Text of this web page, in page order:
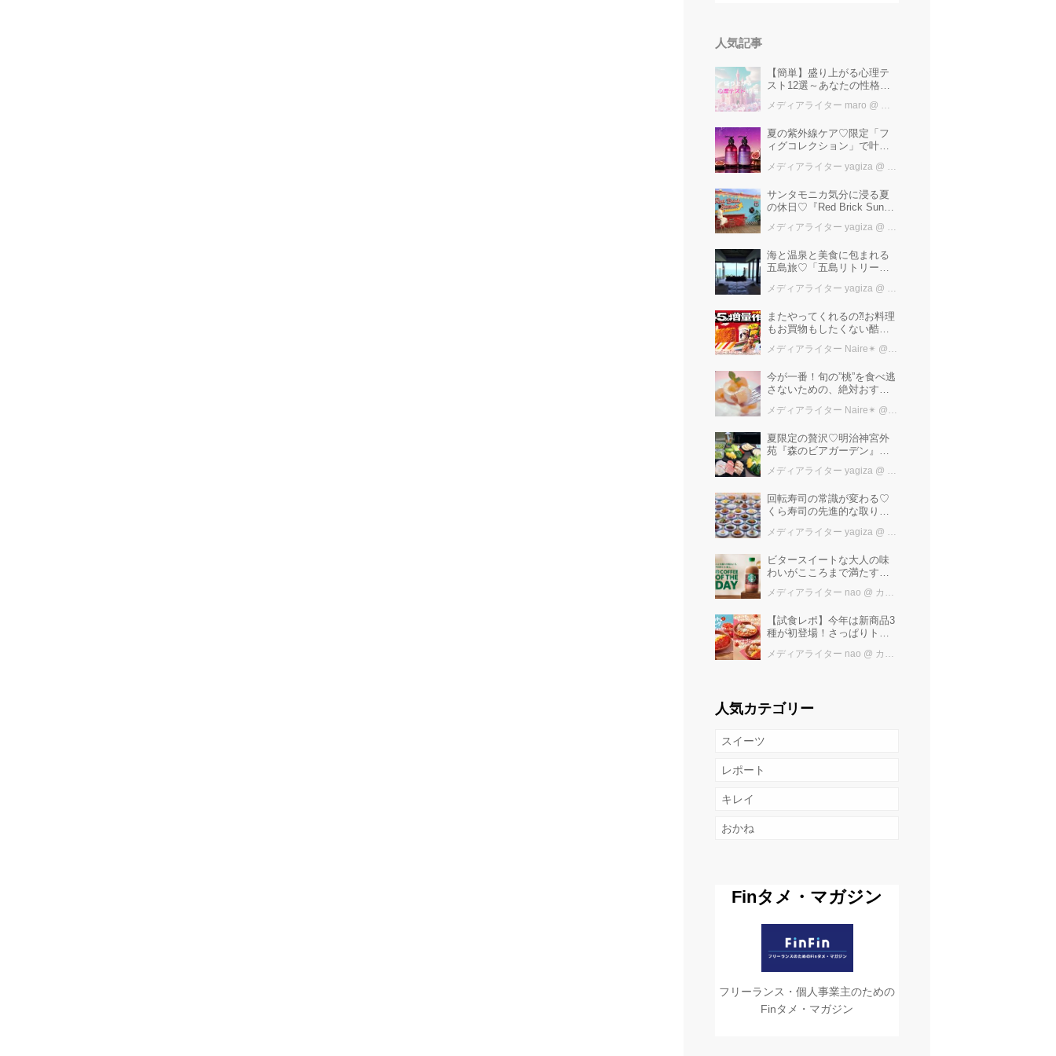
人気記事
【簡単】盛り上がる心理テ
スト12選～あなたの性格を
メディアライター maro @ カワコレメディア編集部
夏の紫外線ケア♡限定「フ
ィグコレクション」で叶え
メディアライター yagiza @ カワコレメディア編集部
サンタモニカ気分に浸る夏
の休日♡『Red Brick Sunset
レンガ倉庫】
メディアライター yagiza @ カワコレメディア編集部
海と温泉と美食に包まれる
五島旅♡「五島リトリート
極上ご褒美ステイ
メディアライター yagiza @ カワコレメディア編集部
またやってくれるの⁈お料理
もお買物もしたくない酷暑
けば増量中！！
メディアライター Naire✴︎ @ カワコレメディア編集部
今が一番！旬の”桃”を食べ逃
さないための、絶対おすす
メディアライター Naire✴︎ @ カワコレメディア編集部
夏限定の贅沢♡明治神宮外
苑『森のビアガーデン』で
め」を堪能しよう
メディアライター yagiza @ カワコレメディア編集部
回転寿司の常識が変わる♡
くら寿司の先進的な取り組
び！ファン必見の最新トピ
メディアライター yagiza @ カワコレメディア編集部
ビタースイートな大人の味
わいがこころまで満たす
COFFEE OF THE DAY カフ
メディアライター nao @ カワコレメディア編集部
【試食レポ】今年は新商品3
種が初登場！さっぱりトマ
びっくりドンキーの「トマ
メディアライター nao @ カワコレメディア編集部
人気カテゴリー
スイーツ
レポート
キレイ
おかね
Finタメ・マガジン
フリーランス・個人事業主のための
Finタメ・マガジン